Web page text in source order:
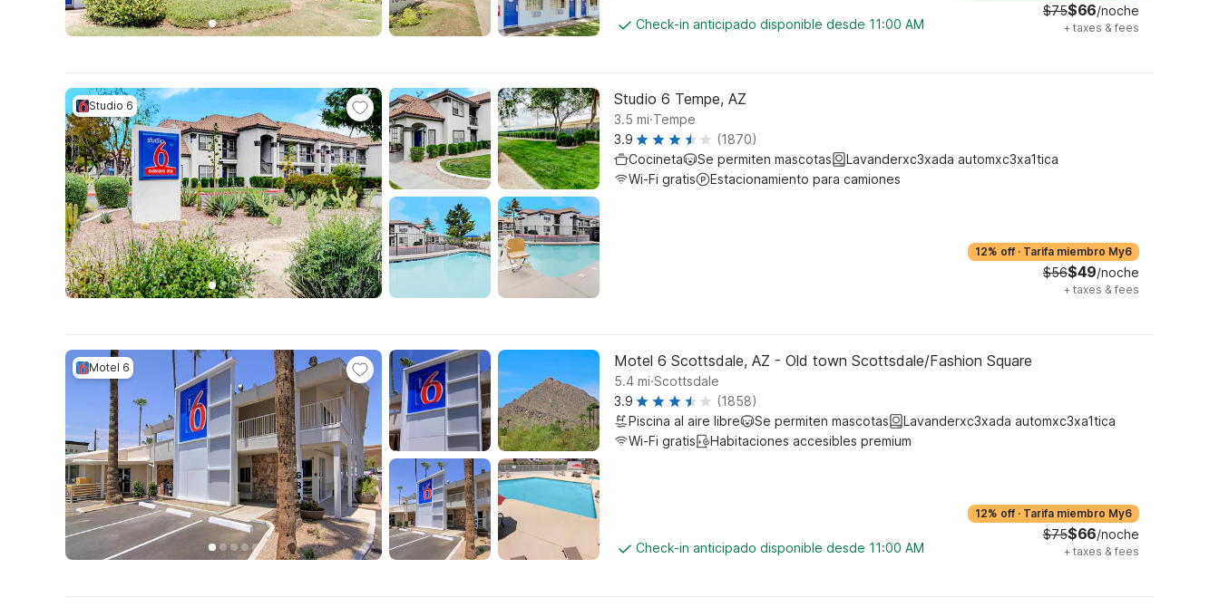
Check-in anticipado disponible desde 11:00 AM
$75$66/noche
+ taxes & fees
Studio 6 Studio 6 Tempe, AZ
3.5 mi.Tempe
3.9
(1870)
Cocineta
Se permiten mascotas
Lavanderxc3xada automxc3xa1tica
Wi-Fi gratis
Estacionamiento para camiones
12% off · Tarifa miembro My6
$56$49/noche
+ taxes & fees
Motel 6 Motel 6 Scottsdale, AZ - Old town Scottsdale/Fashion Square
5.4 mi.Scottsdale
3.9
(1858)
Piscina al aire libre
Se permiten mascotas
Lavanderxc3xada automxc3xa1tica
Wi-Fi gratis
Habitaciones accesibles premium
Check-in anticipado disponible desde 11:00 AM
12% off · Tarifa miembro My6
$75$66/noche
+ taxes & fees